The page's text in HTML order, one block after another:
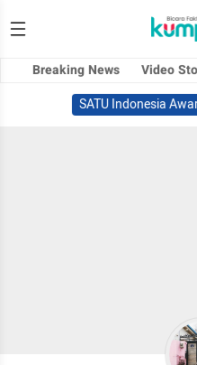
Breaking News Video
SATU Indonesia